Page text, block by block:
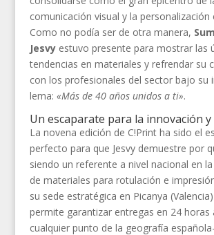
comunicación visual y la personalización
Como no podía ser de otra manera,
Jesvyestuvo presente para mostrar las
tendencias en materiales y refrendar su
con los profesionales del sector bajo su
lema: «Más de 40 años unidos a ti».
Un escaparate para la innovación y
La novena edición de C!Print ha sido el
perfecto para que Jesvy demuestre por
siendo un referente a nivel nacional en
de materiales para rotulación e
su sede estratégica en Picanya
permite garantizar entregas en 24 horas
cualquier punto de la geografía